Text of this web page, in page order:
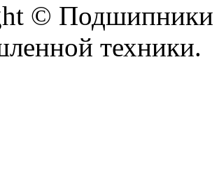
© Подшипники
техники.